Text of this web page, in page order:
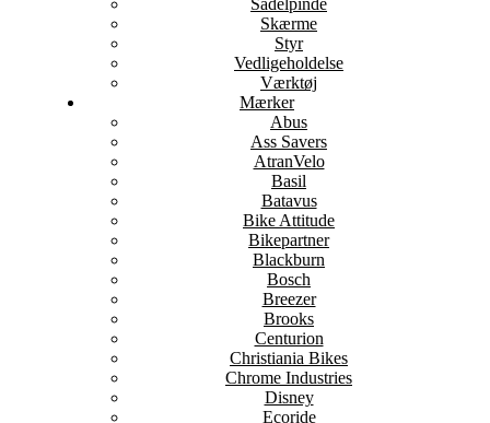
Sadelpinde
Skærme
Styr
Vedligeholdelse
Værktøj
Mærker
Abus
Ass Savers
AtranVelo
Basil
Batavus
Bike Attitude
Bikepartner
Blackburn
Bosch
Breezer
Brooks
Centurion
Christiania Bikes
Chrome Industries
Disney
Ecoride